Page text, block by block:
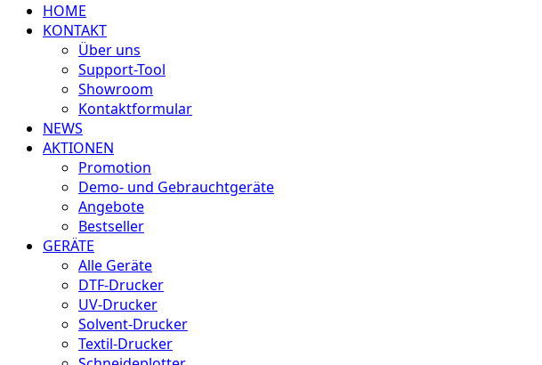
HOME
KONTAKT
Über uns
Support-Tool
Showroom
Kontaktformular
NEWS
AKTIONEN
Promotion
Demo- und Gebrauchtgeräte
Angebote
Bestseller
GERÄTE
Alle Geräte
DTF-Drucker
UV-Drucker
Solvent-Drucker
Textil-Drucker